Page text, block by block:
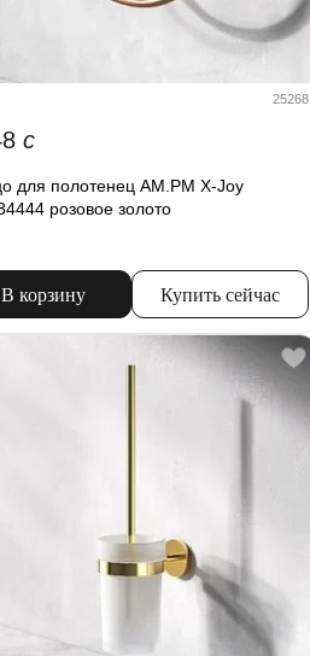
25268
c
для полотенец AM.PM X-Joy
розовое золото
В корзину Купить сейчас